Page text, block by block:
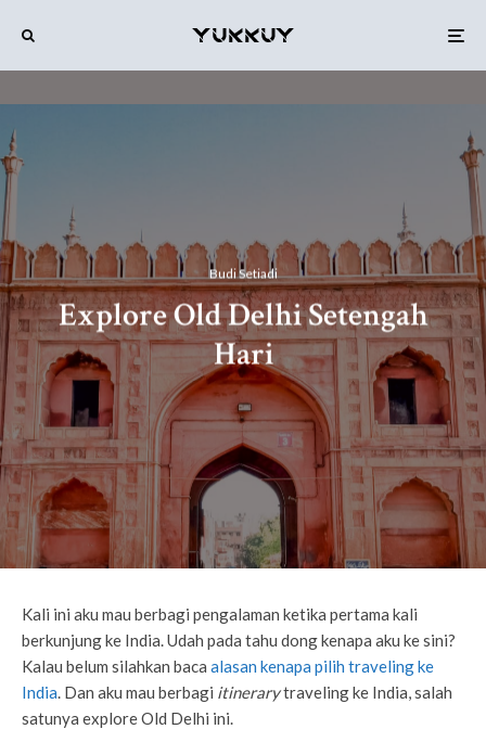
Budi Setiadi
Explore Old Delhi Setengah
Hari
Kali ini aku mau berbagi pengalaman ketika pertama kali
berkunjung ke India. Udah pada tahu dong kenapa aku ke sini?
Kalau belum silahkan baca alasan kenapa pilih traveling ke
India. Dan aku mau berbagi itinerarytraveling ke India, salah
satunya explore Old Delhi ini.